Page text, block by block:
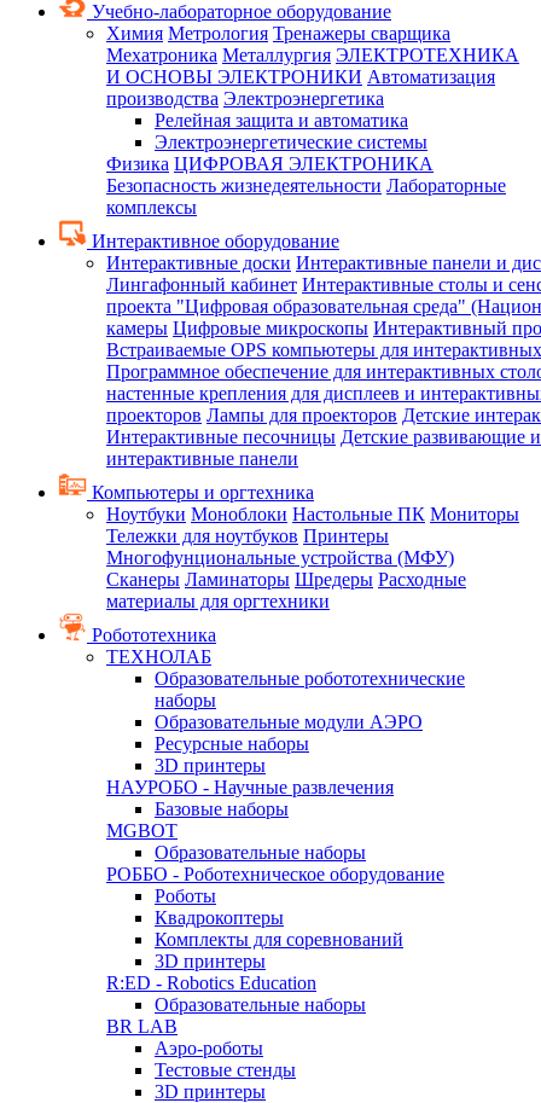
Учебно-лабораторное оборудование
Химия Метрология Тренажеры сварщика
Мехатроника Металлургия ЭЛЕКТРОТЕХНИКА
И ОСНОВЫ ЭЛЕКТРОНИКИ Автоматизация
производства Электроэнергетика
Релейная защита и автоматика
Электроэнергетические системы
Физика ЦИФРОВАЯ ЭЛЕКТРОНИКА
Безопасность жизнедеятельности Лабораторные
комплексы
Интерактивное оборудование
Интерактивные доски Интерактивные панели и
Лингафонный кабинет Интерактивные столы и
проекта "Цифровая образовательная среда"
камеры Цифровые микроскопы Интерактивный
Встраиваемые OPS компьютеры для
Программное обеспечение для интерактивных
настенные крепления для дисплеев и
проекторов Лампы для проекторов Детские
Интерактивные песочницы Детские развивающие
интерактивные панели
Компьютеры и оргтехника
Ноутбуки Моноблоки Настольные ПК Мониторы
Тележки для ноутбуков Принтеры
Многофунциональные устройства (МФУ)
Сканеры Ламинаторы Шредеры Расходные
материалы для оргтехники
Робототехника
ТЕХНОЛАБ
Образовательные робототехнические
наборы
Образовательные модули АЭРО
Ресурсные наборы
3D принтеры
НАУРОБО - Научные развлечения
Базовые наборы
MGBOT
Образовательные наборы
РОББО - Роботехническое оборудование
Роботы
Квадрокоптеры
Комплекты для соревнований
3D принтеры
R:ED - Robotics Education
Образовательные наборы
BR LAB
Аэро-роботы
Тестовые стенды
3D принтеры